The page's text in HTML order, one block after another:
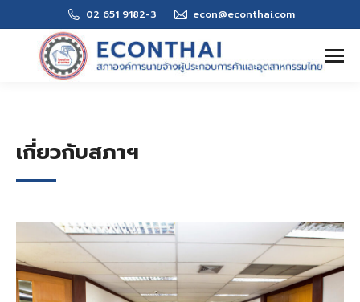
02 651 9182-3 econ@econthai.com
Search:
เกี่ยวกับสภาฯ